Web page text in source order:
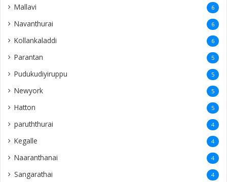
Mallavi 6
Navanthurai 6
Kollankaladdi 6
Parantan 5
Pudukudiyiruppu 5
Newyork 5
Hatton 5
paruththurai 4
Kegalle 4
Naaranthanai 4
Sangarathai 4